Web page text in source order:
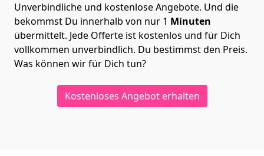
Unverbindliche und kostenlose Angebote. Und die
bekommst Du innerhalb von nur 1 Minuten
übermittelt. Jede Offerte ist kostenlos und für Dich
vollkommen unverbindlich. Du bestimmst den Preis.
Was können wir für Dich tun?
Kostenloses Angebot erhalten